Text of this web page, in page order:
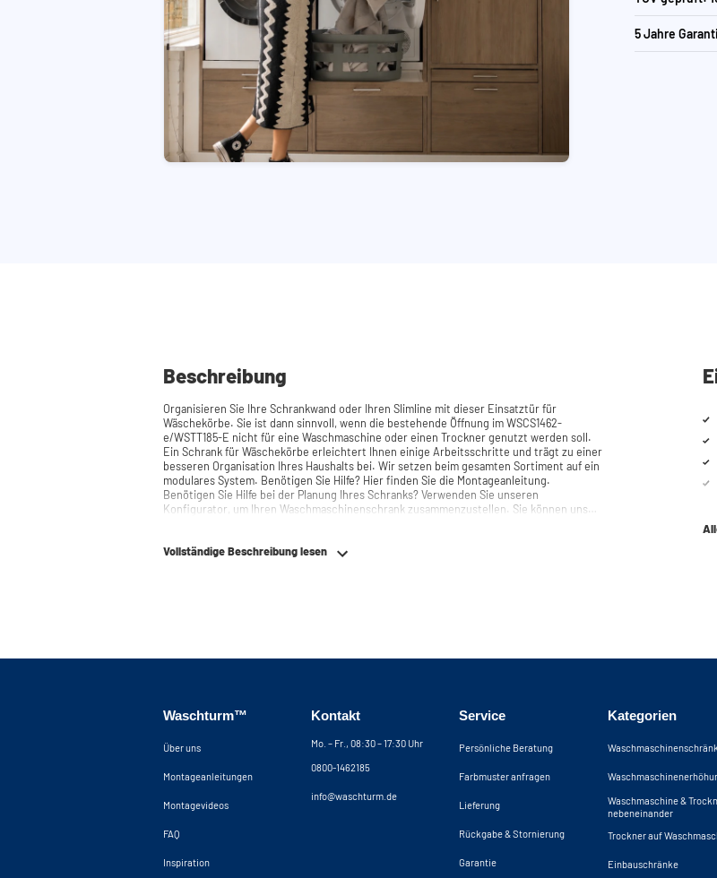
5 Jahre
Beschreibung
Organisieren Sie Ihre Schrankwand oder Ihren Slimline mit dieser Einsatztür für
Wäschekörbe. Sie ist dann sinnvoll, wenn die bestehende Öffnung im WSCS1462-
e/WSTT185-E nicht für eine Waschmaschine oder einen Trockner genutzt werden soll.
Ein Schrank für Wäschekörbe erleichtert Ihnen einige Arbeitsschritte und trägt zu einer
besseren Organisation Ihres Haushalts bei. Wir setzen beim gesamten Sortiment auf ein
modulares System. Benötigen Sie Hilfe? Hier finden Sie die Montageanleitung.
Benötigen Sie Hilfe bei der Planung Ihres Schranks? Verwenden Sie unseren
Konfigurator, um Ihren Waschmaschinenschrank zusammenzustellen. Sie können uns
Vollständige Beschreibung lesen
Waschturm™
Über uns
Montageanleitungen
Montagevideos
FAQ
Inspiration
Kontakt
Mo. – Fr., 08:30 – 17:30 Uhr
0800-1462185
info@waschturm.de
Service
Persönliche Beratung
Farbmuster anfragen
Lieferung
Rückgabe & Stornierung
Garantie
Kategorien
Waschmaschine &
nebeneinander
Trockner auf
Einbauschränke